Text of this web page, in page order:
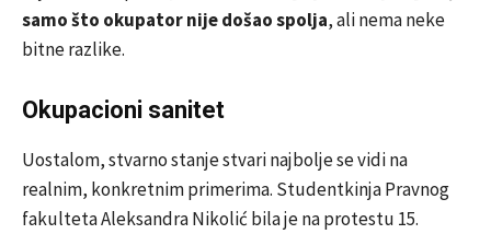
samo što okupator nije došao spolja, ali nema neke
bitne razlike.
Okupacioni sanitet
Uostalom, stvarno stanje stvari najbolje se vidi na
realnim, konkretnim primerima. Studentkinja Pravnog
fakulteta Aleksandra Nikolić bila je na protestu 15.